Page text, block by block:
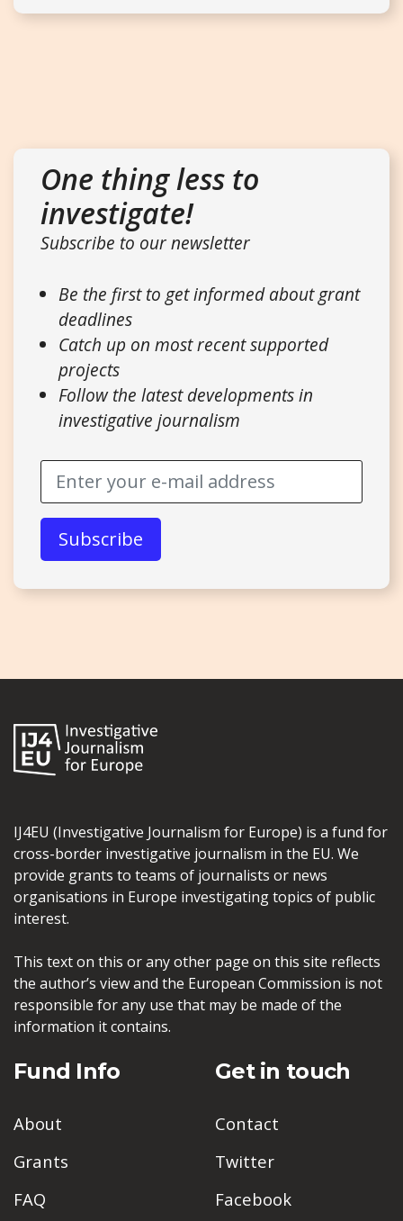
One thing less to
investigate!
Subscribe to our newsletter
Be the first to get informed about grant
deadlines
Catch up on most recent supported
projects
Follow the latest developments in
investigative journalism
IJ4EU (Investigative Journalism for Europe) is a fund for
cross-border investigative journalism in the EU. We
provide grants to teams of journalists or news
organisations in Europe investigating topics of public
interest.
This text on this or any other page on this site reflects
the author’s view and the European Commission is not
responsible for any use that may be made of the
information it contains.
Fund Info
About
Grants
FAQ
Get in touch
Contact
Twitter
Facebook